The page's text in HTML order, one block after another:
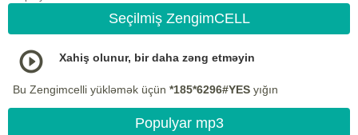
Seçilmiş ZengimCELL
Xahiş olunur, bir daha zəng etməyin
Bu Zengimcelli yükləmək üçün *185*6296#YES yığın
Populyar mp3